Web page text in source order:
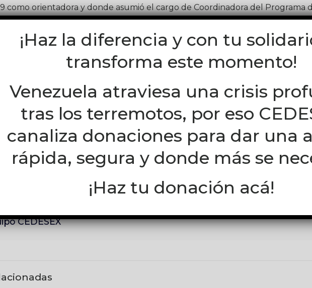
como orientadora y donde asumió el cargo de Coordinadora del Programa
de mujeres también estará presente María Martínez Zayas,
quien actualmente reside en Uruguay desde hace 10 años. Es
(Uruguay), en las áreas de Educación y Cultura, y de Cultura de Red. Se
de Educación Técnico Profesional en Uruguay.
para un gran debate propositivo que busca movilizar a la población en
te puedes perder. Súmate al encuentro vía zoom a través del link que
conéctate a la transmisión en vivo vía Facebook Live/
de ELLA y Ven a construir el Planeta ELLA con nosotres!
CEDESEX
¡Haz la diferencia y con tu
transforma este momento!
Venezuela atraviesa una crisis
tras los terremotos, por eso
canaliza donaciones para dar una
rápida, segura y donde más se
¡Haz tu donación acá!